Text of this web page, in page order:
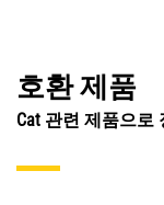
호환 제품
Cat 관련 제품으로